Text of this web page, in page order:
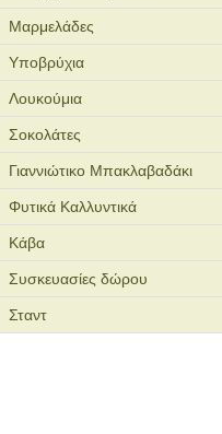
Μαρμελάδες
Υποβρύχια
Λουκούμια
Σοκολάτες
Γιαννιώτικο Μπακλαβαδάκι
Φυτικά Καλλυντικά
Κάβα
Συσκευασίες δώρου
Σταντ